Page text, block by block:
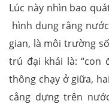
Lúc này nhìn bao
hình dung rằng
gian, là môi trường
trú đại khái là: “con
thông chạy ở giữa,
cẳng dựng trên